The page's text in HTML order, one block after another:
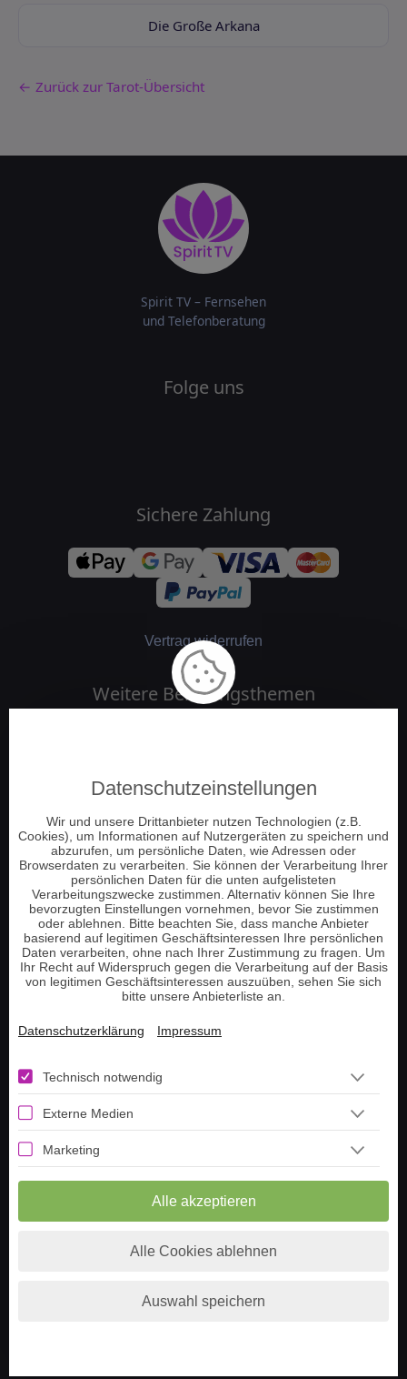
Die Große Arkana
← Zurück zur Tarot-Übersicht
Spirit TV – Fernsehen
und Telefonberatung
Folge uns
Sichere Zahlung
Vertrag widerrufen
Weitere Beratungsthemen
Jenseitskontakt
Schamanische Beratung
Numerologie
Tierkommunikation
Energie und Chakrenarbeit
Pendeln und Tensoren
Hellsehen am Telefon
Tarot Kartenlegen
Lenormand Kartenlegen
Telefonnummer aufladen
Lenormand Tageskarte
Livestream
Häufige Fragen
Über uns
Impressum
Datenschutzeinstellungen
Wir und unsere Drittanbieter nutzen Technologien (z.B.
Cookies), um Informationen auf Nutzergeräten zu speichern und
abzurufen, um persönliche Daten, wie Adressen oder
Browserdaten zu verarbeiten. Sie können der Verarbeitung Ihrer
persönlichen Daten für die unten aufgelisteten
Verarbeitungszwecke zustimmen. Alternativ können Sie Ihre
bevorzugten Einstellungen vornehmen, bevor Sie zustimmen
oder ablehnen. Bitte beachten Sie, dass manche Anbieter
basierend auf legitimen Geschäftsinteressen Ihre persönlichen
Daten verarbeiten, ohne nach Ihrer Zustimmung zu fragen. Um
Ihr Recht auf Widerspruch gegen die Verarbeitung auf der Basis
von legitimen Geschäftsinteressen auszuüben, sehen Sie sich
bitte unsere Anbieterliste an.
Datenschutzerklärung Impressum
Technisch notwendig
Externe Medien
Marketing
Alle akzeptieren
Alle Cookies ablehnen
Auswahl speichern